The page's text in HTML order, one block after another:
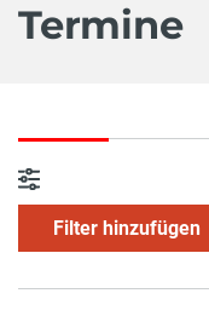
Termine
Filter hinzufügen